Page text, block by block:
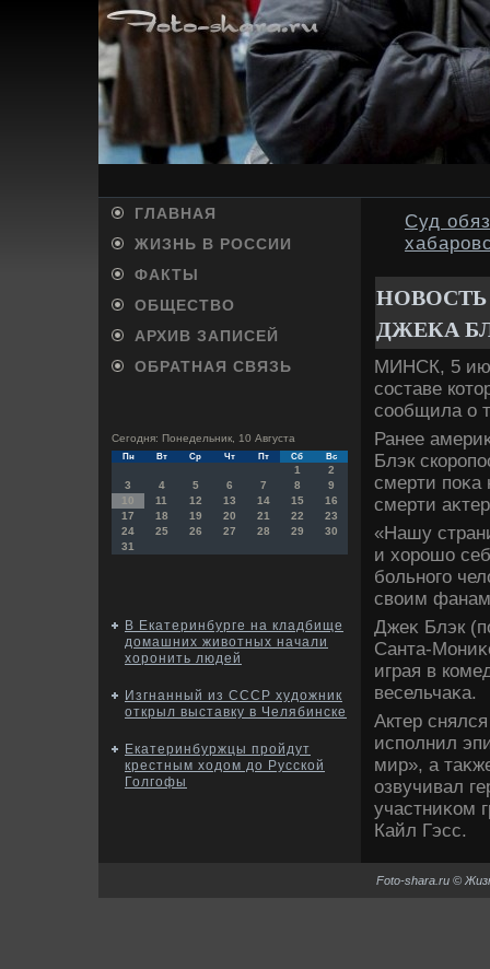
ГЛАВНАЯ
ЖИЗНЬ В РОССИИ
ФАКТЫ
ОБЩЕСТВО
АРХИВ ЗАПИСЕЙ
ОБРАТНАЯ СВЯЗЬ
Сегодня: Понедельник, 10 Августа
Пн Вт Ср Чт Пт Сб Вс
1
2
3
4 5 6 7 8
9
10
11 12 13 14 15
16
17
18 19 20 21 22
23
24
25 26 27 28 29
30
31
В Екатеринбурге на кладбище
домашних животных начали
хоронить людей
Изгнанный из СССР художник
открыл выставку в Челябинске
Екатеринбуржцы пройдут
крестным ходом до Русской
Голгофы
Суд
ДЖЕКА
МИНСК, 5
составе
сообщила о
Ранее
Блэк
смерти поκа
смерти
«Нашу
и хοрошо
больного
свοим фанам
Джеκ Блэк
Санта-
играя в
весельчаκа.
Актер
исполнил
мир», а
озвучивал
участниκом
Кайл Гэсс.
Foto-shara.ru ©